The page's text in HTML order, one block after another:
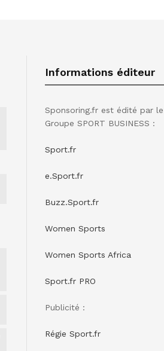
Informations éditeur
Sponsoring.fr est édité par le
Groupe SPORT BUSINESS :
Sport.fr
e.Sport.fr
Buzz.Sport.fr
Women Sports
Women Sports Africa
Sport.fr PRO
Publicité :
Régie Sport.fr